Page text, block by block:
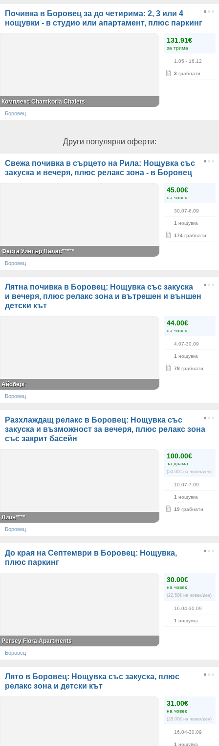
Почивка в Боровец за до четирима: 2, 3 или 4
нощувки - в студио или апартамент, плюс паркинг
131.91€
за трима
1.05 - 16.12
3 грабнати
Комплекс Chamkoria Chalets
Боровец
Други популярни оферти:
Свежа почивка в сърцето на Рила: Нощувка със
закуска и вечеря, плюс релакс зона - в Боровец
45.00€
на човек
30.07-6.09
1 нощувка
174 грабнати
Феста Уинтър Палас*****
Боровец
Лятна почивка в Боровец: Нощувка със закуска
и вечеря, плюс релакс зона и вътрешен и външен
детски кът
44.00€
на човек
4.07-30.09
1 нощувка
78 грабнати
Айсберг
Боровец
Разхлаждащ релакс в Боровец: Нощувка със
закуска и възможност за вечеря, плюс релакс зона
със закрит басейн
100.00€
за двама
(50.00€ на човек/ден)
10.07-7.09
1 нощувка
19 грабнати
Лион****
Боровец
До края на Септември в Боровец: Нощувка,
плюс паркинг
30.00€
на човек
(22.50€ на човек/ден)
16.04-30.09
1 нощувка
Persey Flora Apartments
Боровец
Лято в Боровец: Нощувка със закуска, плюс
релакс зона и детски кът
31.00€
на човек
(28.00€ на човек/ден)
16.04-30.09
1 нощувка